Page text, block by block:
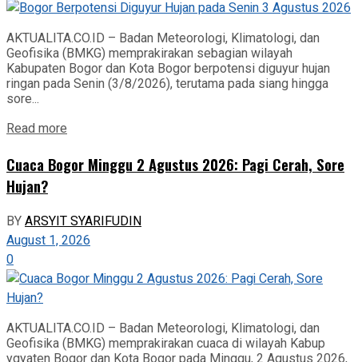
AKTUALITA.CO.ID – Badan Meteorologi, Klimatologi, dan
Geofisika (BMKG) memprakirakan sebagian wilayah
Kabupaten Bogor dan Kota Bogor berpotensi diguyur hujan
ringan pada Senin (3/8/2026), terutama pada siang hingga
sore...
Read more
‎Cuaca Bogor Minggu 2 Agustus 2026: Pagi Cerah, Sore
Hujan?
BYARSYIT SYARIFUDIN
August 1, 2026
0
AKTUALITA.CO.ID – Badan Meteorologi, Klimatologi, dan
Geofisika (BMKG) memprakirakan cuaca di wilayah Kabup
ygyaten Bogor dan Kota Bogor pada Minggu, 2 Agustus 2026,